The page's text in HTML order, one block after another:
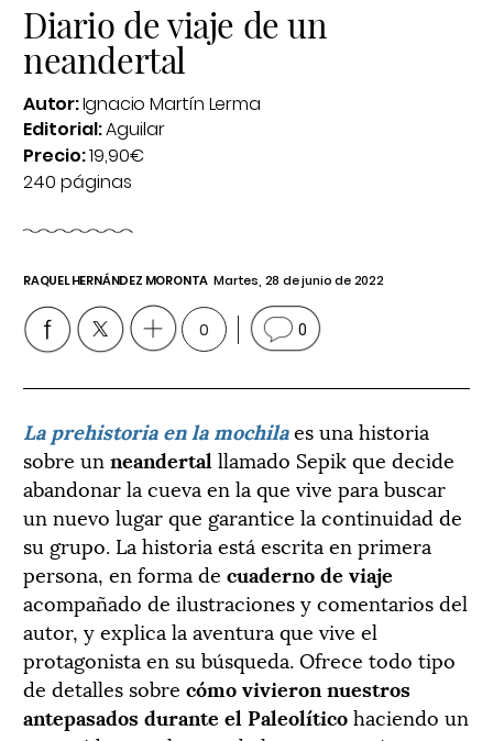
Diario de viaje de un
neandertal
Autor:Ignacio Martín Lerma
Editorial:Aguilar
Precio:19,90€
240 páginas
RAQUEL HERNÁNDEZ MORONTA Martes, 28 de junio de 2022
0 0
La prehistoria en la mochilaes una historia
sobre un neandertal llamado Sepik que decide
abandonar la cueva en la que vive para buscar
un nuevo lugar que garantice la continuidad de
su grupo. La historia está escrita en primera
persona, en forma de cuaderno de viaje
acompañado de ilustraciones y comentarios del
autor, y explica la aventura que vive el
protagonista en su búsqueda. Ofrece todo tipo
de detalles sobre cómo vivieron nuestros
antepasados durante el Paleolíticohaciendo un